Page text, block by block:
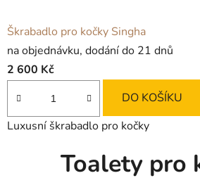
Škrabadlo pro kočky Singha
na objednávku, dodání do 21 dnů
2 600 Kč
DO KOŠÍKU
Luxusní škrabadlo pro kočky
Toalety pro